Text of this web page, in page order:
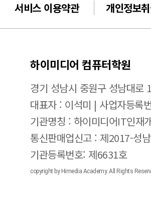
서비스 이용약관 개인정보
하이미디어 컴퓨터학원
경기 성남시 중원구 성남대로
대표자 : 이석미 | 사업자등록
기관명칭 : 하이미디어IT인재
통신판매업신고 : 제2017-성
기관등록번호: 제6631호
copyright by Himedia Academy. All Rights